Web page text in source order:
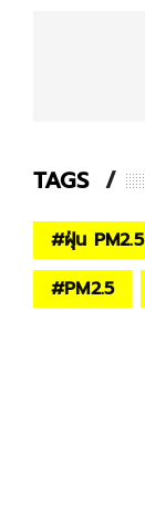
TAGS
#ฝุ่น PM2.5
#PM2.5